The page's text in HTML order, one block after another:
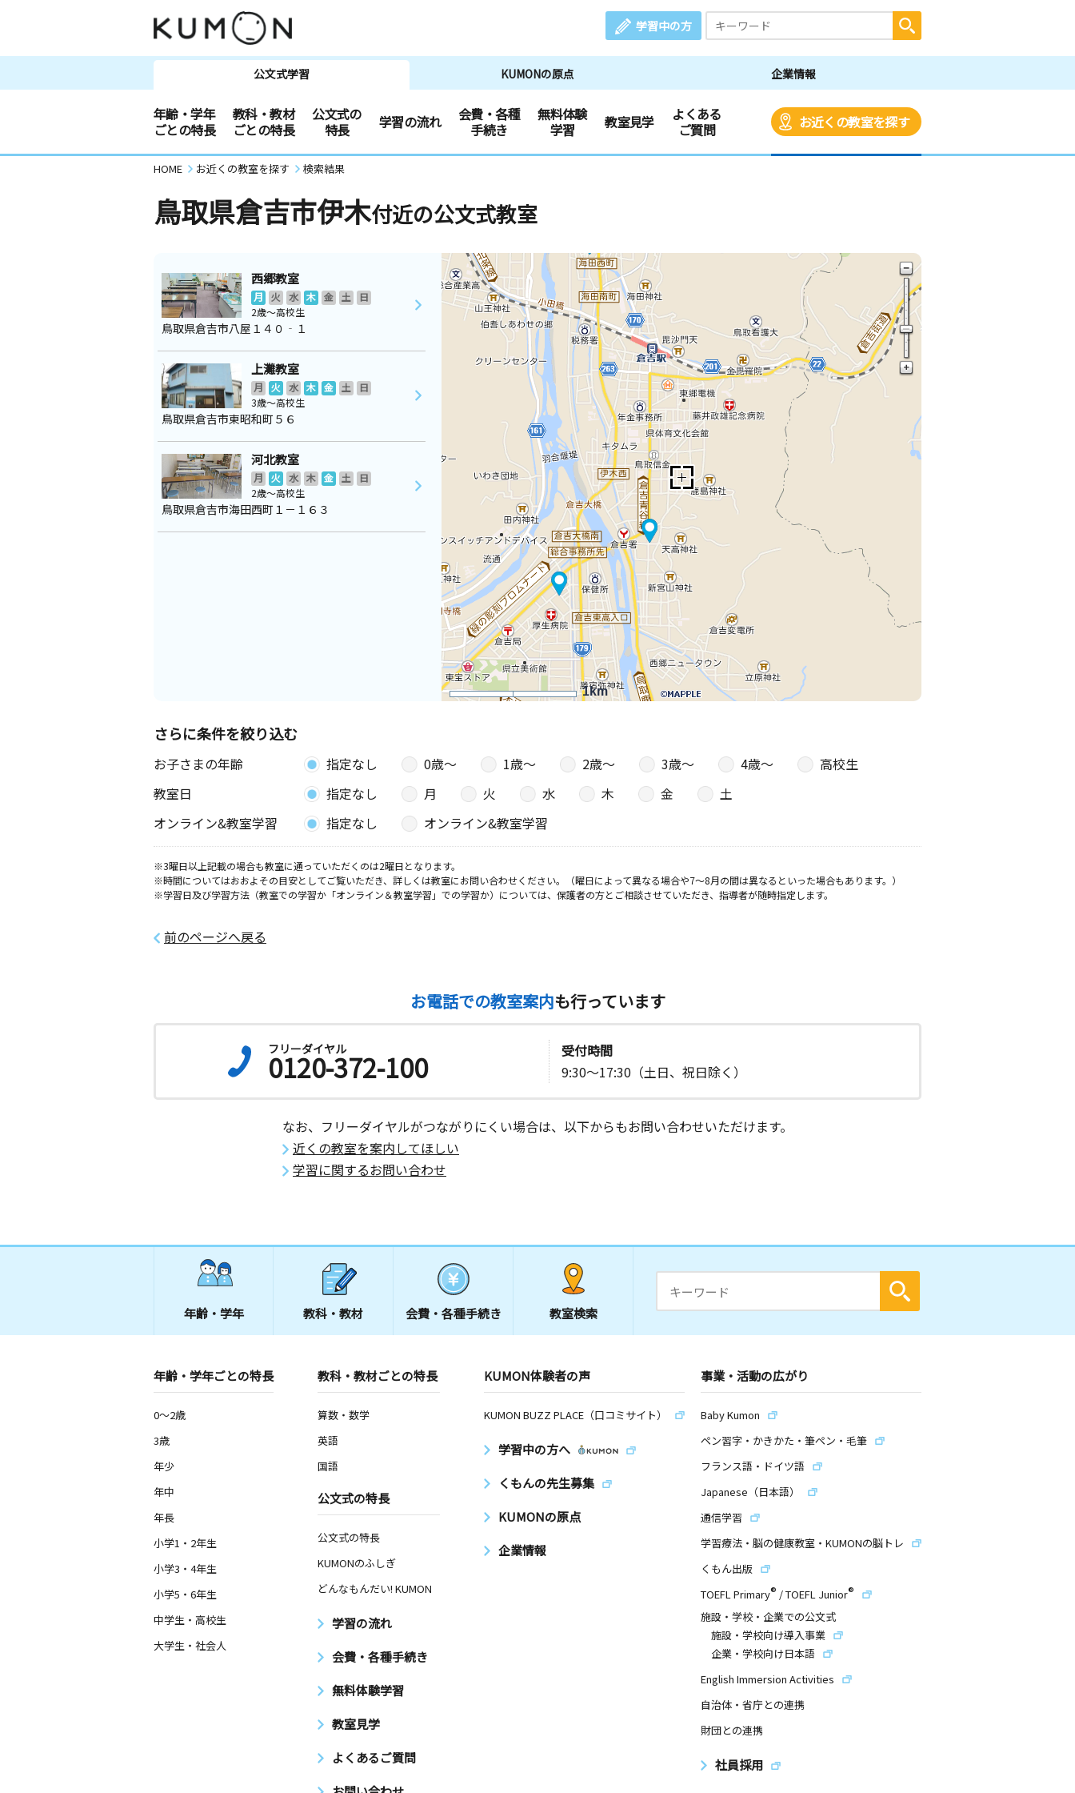
学習中の方
公文式学習 KUMONの原点 企業情報
年齢・学年
ごとの特長
教科・教材
ごとの特長
公文式の
特長
学習の流れ
会費・各種
手続き
無料体験
学習
教室見学
よくある
ご質問
お近くの教室を探す
HOME お近くの教室を探す 検索結果
鳥取県倉吉市伊木付近の公文式教室
1km
西郷教室
月 火 水 木 金 土
日
2歳～高校生
鳥取県倉吉市八屋１４０‐１
上灘教室
月 火 水 木 金 土
日
3歳～高校生
鳥取県倉吉市東昭和町５６
河北教室
月 火 水 木 金 土
日
2歳～高校生
鳥取県倉吉市海田西町１－１６３
さらに条件を絞り込む
お子さまの年齢 指定なし 0歳〜 1歳〜 2歳〜 3歳〜 4歳〜
高校生
教室日
指定なし 月 火 水 木 金
土
オンライン&教室学習
指定なし オンライン&教室学習
※3曜日以上記載の場合も教室に通っていただくのは2曜日となります。
※時間についてはおおよその目安としてご覧いただき、詳しくは教室にお問い合わせください。（曜日によって異なる場合や7～8月の間は異なるといった場合もあります。）
※学習日及び学習方法（教室での学習か「オンライン＆教室学習」での学習か）については、保護者の方とご相談させていただき、指導者が随時指定します。
前のページへ戻る
お電話での教室案内も行っています
フリーダイヤル
0120-372-100
受付時間
9:30～17:30（土日、祝日除く）
なお、フリーダイヤルがつながりにくい場合は、以下からもお問い合わせいただけます。
近くの教室を案内してほしい
学習に関するお問い合わせ
年齢・学年 教科・教材 会費・ 各種手続き 教室検索
年齢・学年ごとの特長
0～2歳
3歳
年少
年中
年長
小学1・2年生
小学3・4年生
小学5・6年生
中学生・高校生
大学生・社会人
教科・教材ごとの特長
算数・数学
英語
国語
公文式の特長
公文式の特長
KUMONのふしぎ
どんなもんだい! KUMON
学習の流れ
会費・各種手続き
無料体験学習
教室見学
よくあるご質問
KUMON体験者の声
KUMON BUZZ PLACE（口コミサイト）
学習中の方へ
くもんの先生募集
KUMONの原点
企業情報
事業・活動の広がり
Baby Kumon
ペン習字・かきかた・筆ペン・毛筆
フランス語・ドイツ語
Japanese（日本語）
通信学習
学習療法・脳の健康教室・KUMONの脳トレ
くもん出版
TOEFL Primary® /TOEFL Junior®
施設・学校・企業での公文式
施設・学校向け導入事業
企業・学校向け日本語
English Immersion Activities
自治体・省庁との連携
財団との連携
社員採用